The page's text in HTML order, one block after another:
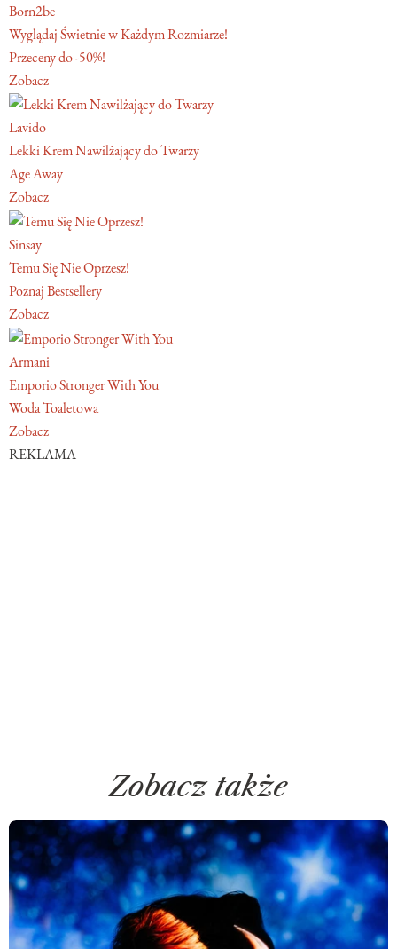
Born2be
Wyglądaj Świetnie w Każdym Rozmiarze!
Przeceny do -50%!
Zobacz
Lavido
Lekki Krem Nawilżający do Twarzy
Age Away
Zobacz
Sinsay
Temu Się Nie Oprzesz!
Poznaj Bestsellery
Zobacz
Armani
Emporio Stronger With You
Woda Toaletowa
Zobacz
REKLAMA
Zobacz także